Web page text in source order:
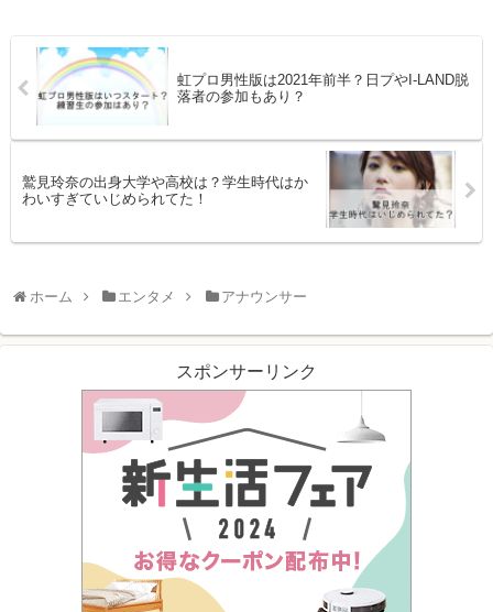
虹プロ男性版は2021年前半？日プやI-LAND脱
落者の参加もあり？
鷲見玲奈の出身大学や高校は？学生時代はか
わいすぎていじめられてた！
ホーム エンタメ アナウンサー
スポンサーリンク